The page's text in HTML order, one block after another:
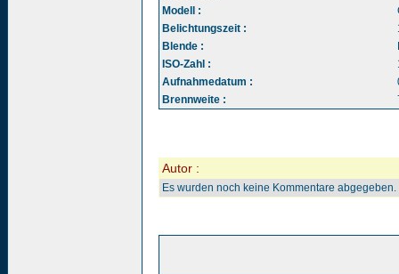
Modell :
Belichtungszeit :
Blende :
ISO-Zahl :
Aufnahmedatum :
Brennweite :
Autor :
Es wurden noch keine Kommentare abgegeben.